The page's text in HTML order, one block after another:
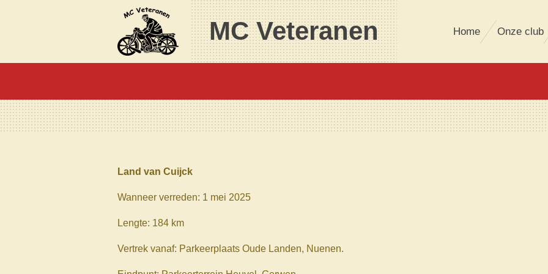
de
MC Veteranen Home Onze club
Land van Cuijck
Wanneer verreden: 1 mei 2025
Lengte: 184 km
Vertrek vanaf: Parkeerplaats Oude Landen, Nuenen.